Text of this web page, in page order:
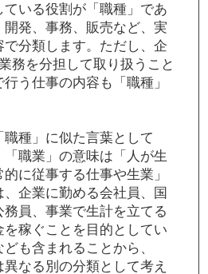
いる役割が「職種」であ
発、事務、販売など、実
分類します。ただし、企
務を分担して取り扱うこと
う仕事の内容も「職種」
種」に似た言葉として
「職業」の意味は「人が生
に従事する仕事や生業」
企業に勤める会社員、国
員、事業で生計を立てる
稼ぐことを目的としてい
も含まれることから、
異なる別の分類として考え